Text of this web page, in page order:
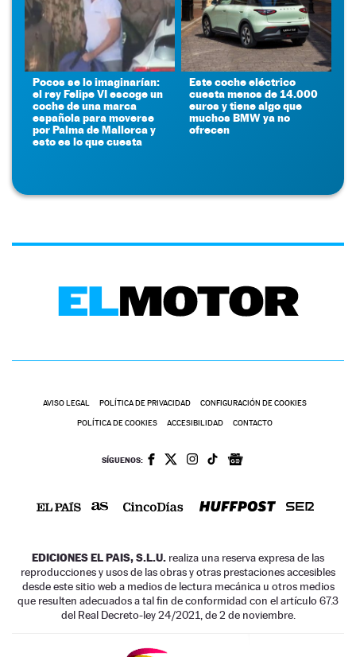
Pocos se lo imaginarían:
el rey Felipe VI escoge un
coche de una marca
española para moverse
por Palma de Mallorca y
esto es lo que cuesta
Este coche eléctrico
cuesta menos de 14.000
euros y tiene algo que
muchos BMW ya no
ofrecen
AVISO LEGAL POLÍTICA DE PRIVACIDAD CONFIGURACIÓN DE COOKIES
POLÍTICA DE COOKIES ACCESIBILIDAD CONTACTO
SÍGUENOS:
EDICIONES EL PAIS, S.L.U. realiza una reserva expresa de las
reproducciones y usos de las obras y otras prestaciones accesibles
desde este sitio web a medios de lectura mecánica u otros medios
que resulten adecuados a tal fin de conformidad con el artículo 67.3
del Real Decreto-ley 24/2021, de 2 de noviembre.